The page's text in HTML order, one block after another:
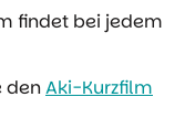
findet bei jedem
denAki-Kurzfilm